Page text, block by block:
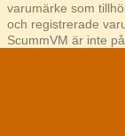
varumärke som
och registrerade
ScummVM är inte